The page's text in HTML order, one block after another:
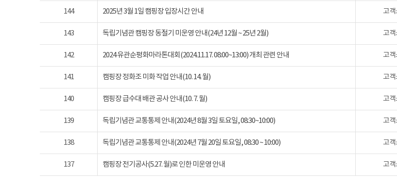
144 2025년 3월 1일 캠핑장 입장시간 안내 고객
143 독립기념관 캠핑장 동절기 미운영 안내(24년 12월 ~ 25년 2월) 고객
142 2024 유관순평화마라톤대회(2024.11.17. 08:00~13:00) 개최 관련 안내 고객
141 캠핑장 정화조 미화 작업 안내(10. 14. 월) 고객
140 캠핑장 급수대 배관 공사 안내(10. 7. 월) 고객
139 독립기념관 교통통제 안내(2024년 8월 3일 토요일, 08:30~10:00) 고객
138 독립기념관 교통통제 안내(2024년 7월 20일 토요일, 08:30 ~ 10:00) 고객
137 캠핑장 전기공사(5.27. 월)로 인한 미운영 안내 고객